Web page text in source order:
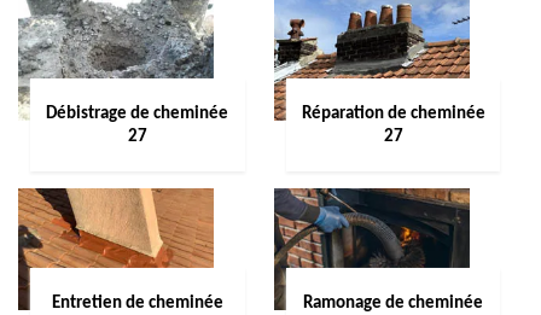
Débistrage de cheminée
27
Réparation de cheminée
27
Entretien de cheminée
Ramonage de cheminée